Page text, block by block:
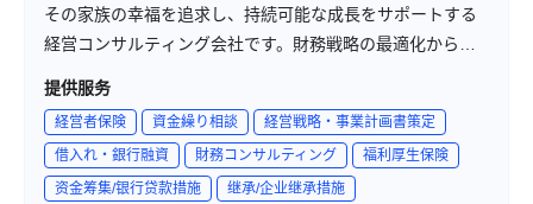
その家族の幸福を追求し、持続可能な成長をサポートする
経営コンサルティング会社です。財務戦略の最適化から個
人資産管理まで、包括的な支援を提供し、地域経済の発展
提供服务
経営者保険 資金繰り相談
経営戦略・事業計画書策定
借入れ・銀行融資
財務コンサルティング
福利厚生保険
资金筹集/银行贷款措施
继承/企业继承措施